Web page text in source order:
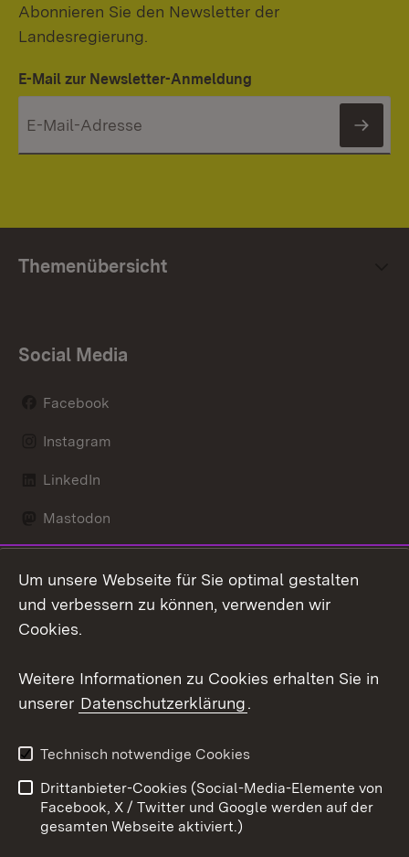
Abonnieren Sie den Newsletter der
Landesregierung.
E-Mail zur Newsletter-Anmeldung
Themenübersicht
Social Media
Facebook
Instagram
LinkedIn
Mastodon
X / Twitter
Youtube
Kontakt
Datenschutz
Barrierefreiheit
Impressum Cookies
Um unsere Webseite für Sie optimal gestalten
und verbessern zu können, verwenden wir
Cookies.
Weitere Informationen zu Cookies erhalten Sie in
unserer Datenschutzerklärung.
Technisch notwendige Cookies
Drittanbieter-Cookies (Social-Media-Elemente von
Facebook, X / Twitter und Google werden auf der
gesamten Webseite aktiviert.)